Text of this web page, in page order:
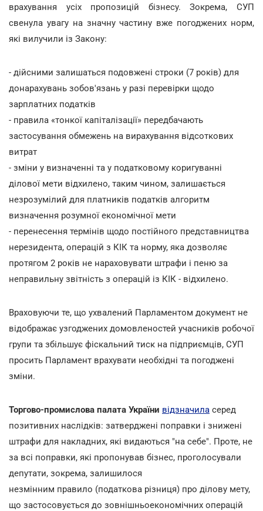
врахування усіх пропозицій бізнесу. Зокрема, СУП
свенула увагу на значну частину вже погоджених норм,
які вилучили із Закону:
- дійсними залишаться подовжені строки (7 років) для
донарахувань зобов'язань у разі перевірки щодо
зарплатних податків
- правила «тонкої капіталізації» передбачають
застосування обмежень на вирахування відсоткових
витрат
- зміни у визначенні та у податковому коригуванні
ділової мети відхилено, таким чином, залишається
незрозумілий для платників податків алгоритм
визначення розумної економічної мети
- перенесення термінів щодо постійного представництва
нерезидента, операцій з КІК та норму, яка дозволяє
протягом 2 років не нараховувати штрафи і пеню за
неправильну звітність з операцій із КІК - відхилено.
Враховуючи те, що ухвалений Парламентом документ не
відображає узгоджених домовленостей учасників робочої
групи та збільшує фіскальний тиск на підприємців, СУП
просить Парламент врахувати необхідні та погоджені
зміни.
Торгово-промислова палата України відзначила серед
позитивних наслідків: затверджені поправки і знижені
штрафи для накладних, які видаються "на себе". Проте, не
за всі поправки, які пропонував бізнес, проголосували
депутати, зокрема, залишилося
незмінним правило (податкова різниця) про ділову мету,
що застосовується до зовнішньоекономічних операцій